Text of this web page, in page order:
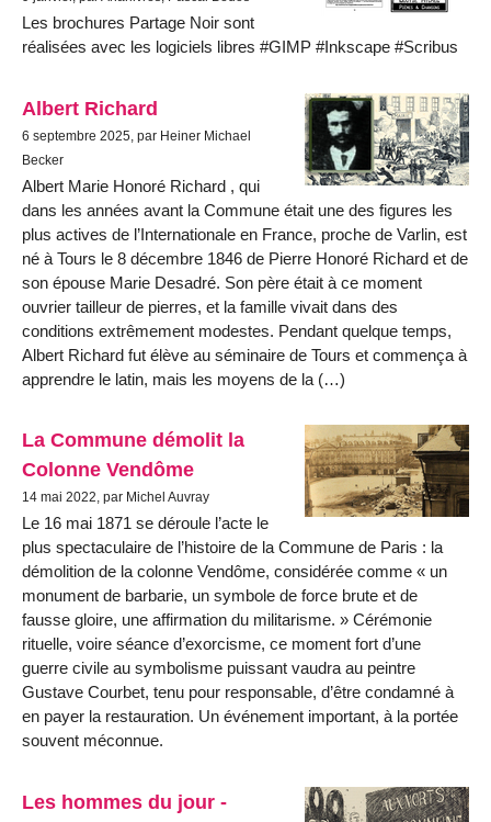
Les brochures Partage Noir sont
réalisées avec les logiciels libres #GIMP #Inkscape #Scribus
Albert Richard
6 septembre 2025, par Heiner Michael
Becker
Albert Marie Honoré Richard , qui
dans les années avant la Commune était une des figures les
plus actives de l’Internationale en France, proche de Varlin, est
né à Tours le 8 décembre 1846 de Pierre Honoré Richard et de
son épouse Marie Desadré. Son père était à ce moment
ouvrier tailleur de pierres, et la famille vivait dans des
conditions extrêmement modestes. Pendant quelque temps,
Albert Richard fut élève au séminaire de Tours et commença à
apprendre le latin, mais les moyens de la (…)
La Commune démolit la
Colonne Vendôme
14 mai 2022, par Michel Auvray
Le 16 mai 1871 se déroule l’acte le
plus spectaculaire de l’histoire de la Commune de Paris : la
démolition de la colonne Vendôme, considérée comme
un
monument de barbarie, un symbole de force brute et de
fausse gloire, une affirmation du militarisme.
Cérémonie
rituelle, voire séance d’exorcisme, ce moment fort d’une
guerre civile au symbolisme puissant vaudra au peintre
Gustave Courbet, tenu pour responsable, d’être condamné à
en payer la restauration. Un événement important, à la portée
souvent méconnue.
Les hommes du jour -